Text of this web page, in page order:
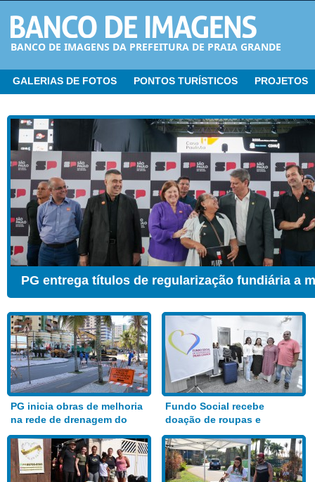
BANCO DE IMAGENS DA PREFEITURA DE PRAIA GRANDE
GALERIAS DE FOTOS PONTOS TURÍSTICOS PROJETOS
CER ganha Sala de Estimulação Sensorial
PG inicia obras de melhoria
na rede de drenagem do
Bairro Aviação
Fundo Social recebe
doação de roupas e
alimentos